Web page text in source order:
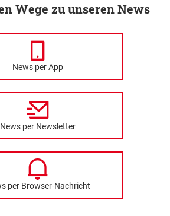
Wege zu unseren News
News per App
News per Newsletter
per Browser-Nachricht